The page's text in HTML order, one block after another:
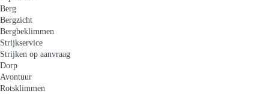
Berg
Bergzicht
Bergbeklimmen
Strijkservice
Strijken op aanvraag
Dorp
Avontuur
Rotsklimmen